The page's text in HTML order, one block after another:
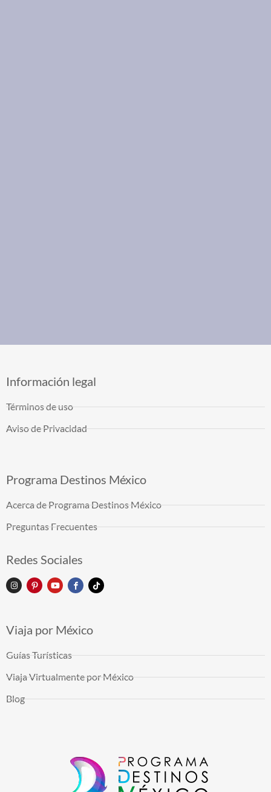
Información legal
Términos de uso
Aviso de Privacidad
Programa Destinos México
Acerca de Programa Destinos México
Preguntas Frecuentes
Redes Sociales
Viaja por México
Guías Turísticas
Viaja Virtualmente por México
Blog